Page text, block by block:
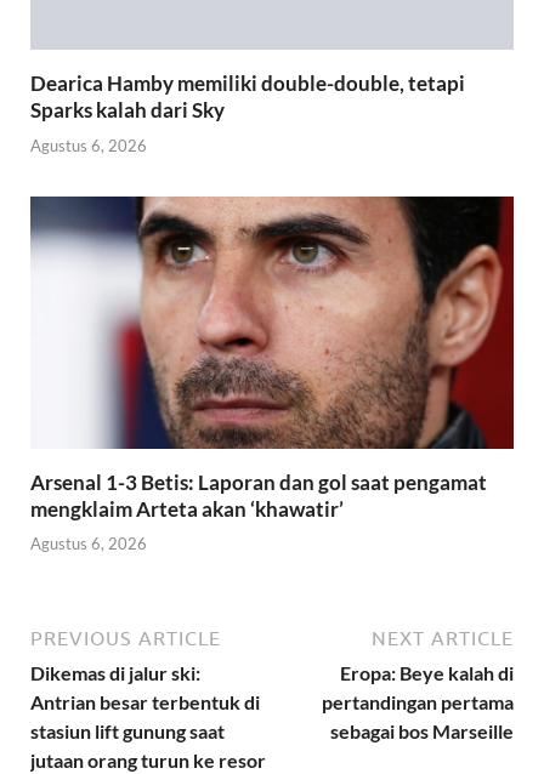
Dearica Hamby memiliki double-double, tetapi
Sparks kalah dari Sky
Agustus 6, 2026
Arsenal 1-3 Betis: Laporan dan gol saat pengamat
mengklaim Arteta akan ‘khawatir’
Agustus 6, 2026
PREVIOUS ARTICLE
Dikemas di jalur ski:
Antrian besar terbentuk di
stasiun lift gunung saat
jutaan orang turun ke resor
NEXT ARTICLE
Eropa: Beye kalah di
pertandingan pertama
sebagai bos Marseille